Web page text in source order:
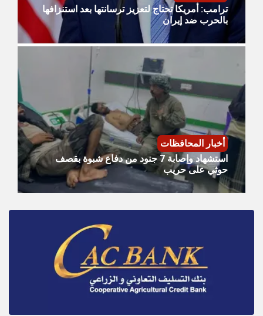
ترامب: أمريكا تحتاج لتعزيز ترسانتها بعد استنزافها
بالحرب ضد إيران
أخبار المحافظات
استشهاد وإصابة 7 جنود من دفاع شبوة بقصف
حوثي على حريب